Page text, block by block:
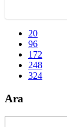
20
96
172
248
324
Ara